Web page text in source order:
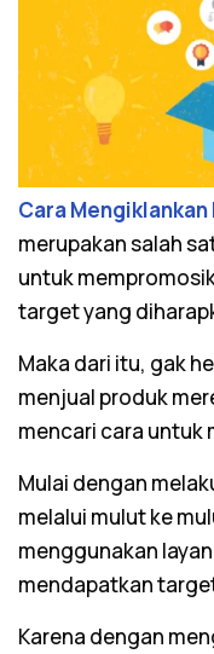
Cara
merupakan salah
untuk
target yang
Maka dari itu, gak
menjual produk
mencari cara untuk
Mulai dengan
melalui mulut ke
menggunakan
mendapatkan
Karena dengan